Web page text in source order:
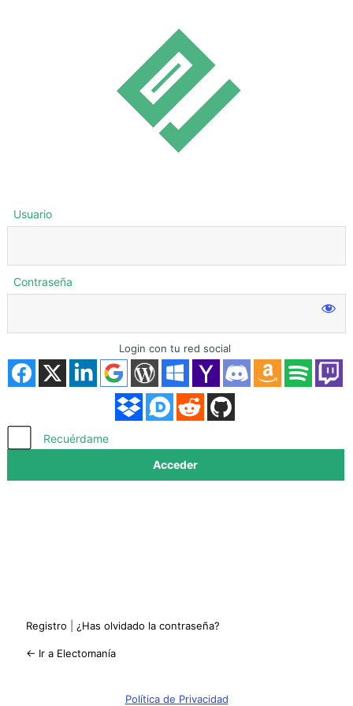
Acceder
Usuario
Contraseña
Login con tu red social
Recuérdame
Registro ¿Has olvidado la contraseña?
← Ir a Electomanía
Política de Privacidad